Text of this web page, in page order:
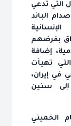
التي تدعي
البائد
بفرضهم
إضافة
تهيأت
في إيران،
إلى سنين
الإمام الخميني